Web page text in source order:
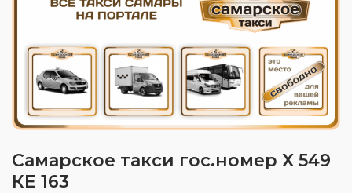
Самарское такси гос.номер Х 549
КЕ 163